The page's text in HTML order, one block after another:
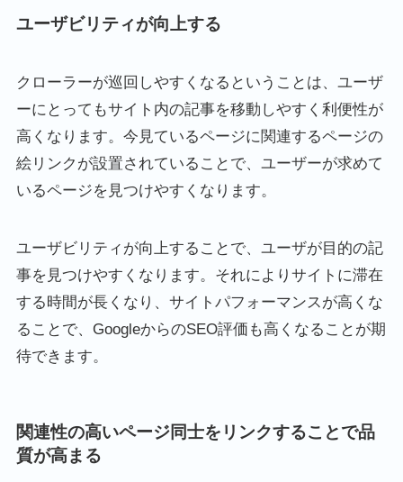
ユーザビリティが向上する
クローラーが巡回しやすくなるということは、ユーザ
ーにとってもサイト内の記事を移動しやすく利便性が
高くなります。今見ているページに関連するページの
絵リンクが設置されていることで、ユーザーが求めて
いるページを見つけやすくなります。
ユーザビリティが向上することで、ユーザが目的の記
事を見つけやすくなります。それによりサイトに滞在
する時間が長くなり、サイトパフォーマンスが高くな
ることで、GoogleからのSEO評価も高くなることが期
待できます。
関連性の高いページ同士をリンクすることで品
質が高まる